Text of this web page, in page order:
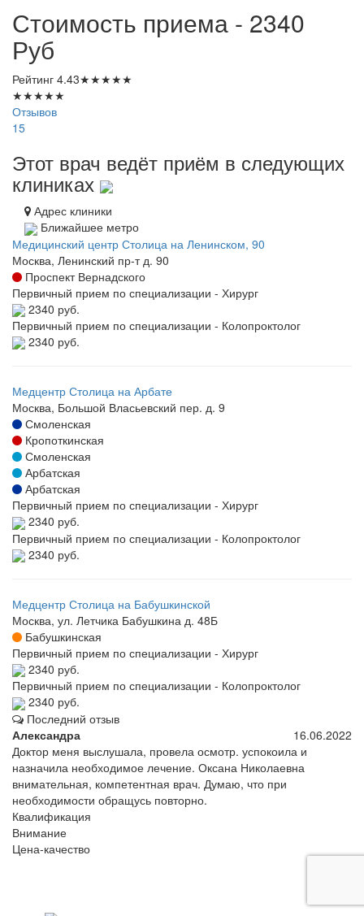
Стоимость приема - 2340
Руб
Рейтинг 4.43★★★★★
★★★★★
Отзывов
15
Этот врач ведёт приём в следующих
клиниках
Адрес клиники
Ближайшее метро
Медицинский центр Столица на Ленинском, 90
Москва, Ленинский пр-т д. 90
Проспект Вернадского
Первичный прием по специализации - Хирург
2340 руб.
Первичный прием по специализации - Колопроктолог
2340 руб.
Медцентр Столица на Арбате
Москва, Большой Власьевский пер. д. 9
Смоленская
Кропоткинская
Смоленская
Арбатская
Арбатская
Первичный прием по специализации - Хирург
2340 руб.
Первичный прием по специализации - Колопроктолог
2340 руб.
Медцентр Столица на Бабушкинской
Москва, ул. Летчика Бабушкина д. 48Б
Бабушкинская
Первичный прием по специализации - Хирург
2340 руб.
Первичный прием по специализации - Колопроктолог
2340 руб.
Последний отзыв
Александра
16.06.2022
Доктор меня выслушала, провела осмотр. успокоила и
назначила необходимое лечение. Оксана Николаевна
внимательная, компетентная врач. Думаю, что при
необходимости обращусь повторно.
Квалификация
Внимание
Цена-качество